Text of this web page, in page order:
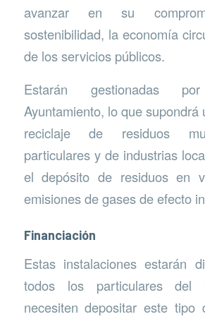
avanzar en su
sostenibilidad, la economía
de los servicios públicos.
Estarán gestionadas
Ayuntamiento, lo que supondrá
reciclaje de residuos
particulares y de industrias
el depósito de residuos en
emisiones de gases de efecto
Financiación
Estas instalaciones estarán
todos los particulares del
necesiten depositar este tipo